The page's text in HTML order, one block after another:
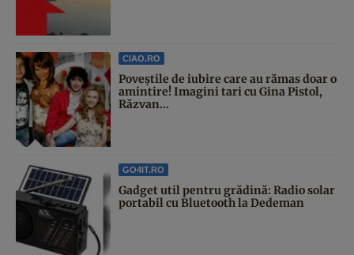
CIAO.RO
Poveştile de iubire care au rămas doar o
amintire! Imagini tari cu Gina Pistol,
Răzvan...
GO4IT.RO
Gadget util pentru grădină: Radio solar
portabil cu Bluetooth la Dedeman